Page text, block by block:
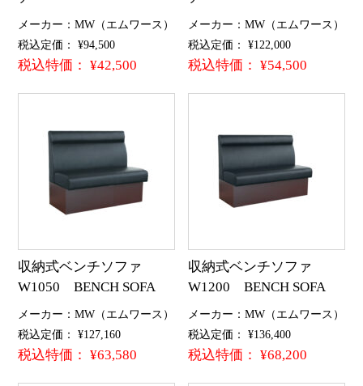
メーカー：MW（エムワース）
税込定価： ¥94,500
税込特価： ¥42,500
メーカー：MW（エムワース）
税込定価： ¥122,000
税込特価： ¥54,500
収納式ベンチソファ
W1050 BENCH SOFA
メーカー：MW（エムワース）
税込定価： ¥127,160
税込特価： ¥63,580
収納式ベンチソファ
W1200 BENCH SOFA
メーカー：MW（エムワース）
税込定価： ¥136,400
税込特価： ¥68,200